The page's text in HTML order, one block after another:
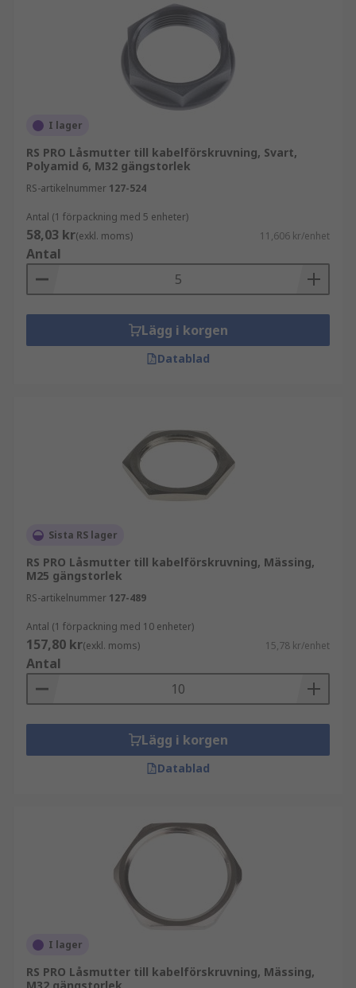
I lager
RS PRO Låsmutter till kabelförskruvning, Svart,
Polyamid 6, M32 gängstorlek
RS-artikelnummer 127-524
Antal (1 förpackning med 5 enheter)
58,03 kr(exkl. moms) 11,606 kr/enhet
Antal
Lägg i korgen
Datablad
Sista RS lager
RS PRO Låsmutter till kabelförskruvning, Mässing,
M25 gängstorlek
RS-artikelnummer 127-489
Antal (1 förpackning med 10 enheter)
157,80 kr(exkl. moms) 15,78 kr/enhet
Antal
Lägg i korgen
Datablad
I lager
RS PRO Låsmutter till kabelförskruvning, Mässing,